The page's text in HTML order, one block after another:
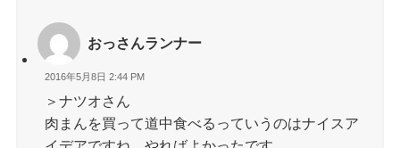
おっさんランナー
2016年5月8日 2:44 PM
＞ナツオさん
肉まんを買って道中食べるっていうのはナイスア